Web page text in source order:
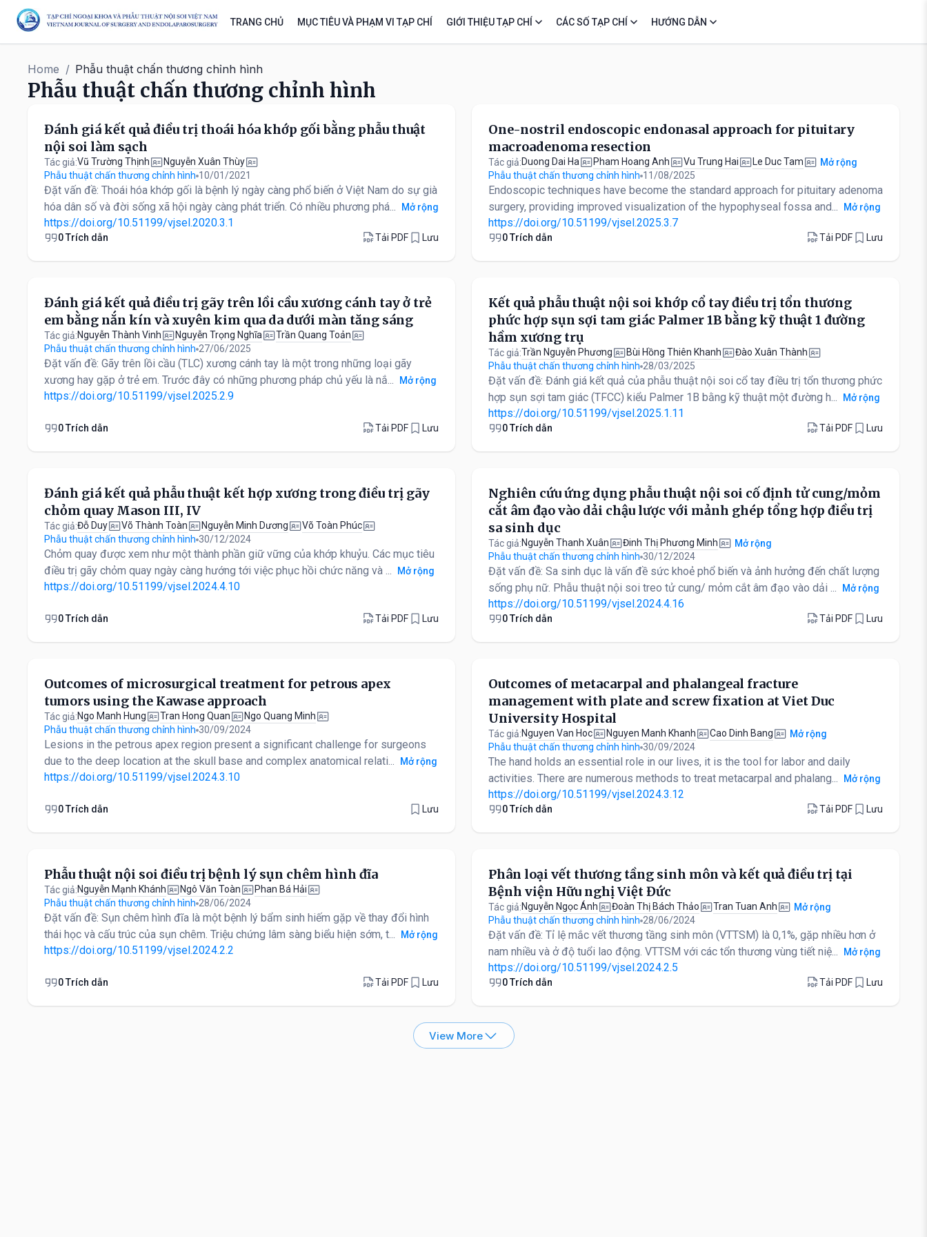
TRANG CHỦ MỤC TIÊU VÀ PHẠM VI TẠP CHÍ GIỚI THIỆU TẠP CHÍ CÁC SỐ TẠP CHÍ HƯỚNG DẪN
Home / Phẫu thuật chấn thương chỉnh hình
Phẫu thuật chấn thương chỉnh hình
Đánh giá kết quả điều trị thoái hóa khớp gối bằng phẫu thuật
nội soi làm sạch
Tác giả:Vũ Trường Thịnh
Nguyễn Xuân Thùy
Phẫu thuật chấn thương chỉnh hình 10/01/2021
Đặt vấn đề: Thoái hóa khớp gối là bệnh lý ngày càng phổ biến ở Việt Nam do sự già
hóa dân số và đời sống xã hội ngày càng phát triển. Có nhiều phương phá...
Mở rộng
https://doi.org/10.51199/vjsel.2020.3.1
0 Trích dẫn Tải PDF Lưu
One-nostril endoscopic endonasal approach for pituitary
macroadenoma resection
Tác giả:Duong Dai Ha Pham Hoang Anh Vu Trung Hai Le Duc Tam
Mở rộng
Phẫu thuật chấn thương chỉnh hình 11/08/2025
Endoscopic techniques have become the standard approach for pituitary adenoma
surgery, providing improved visualization of the hypophyseal fossa and...
Mở rộng
https://doi.org/10.51199/vjsel.2025.3.7
0 Trích dẫn Tải PDF Lưu
Đánh giá kết quả điều trị gãy trên lồi cầu xương cánh tay ở trẻ
em bằng nắn kín và xuyên kim qua da dưới màn tăng sáng
Tác giả:Nguyễn Thành Vinh Nguyễn Trọng Nghĩa
Trần Quang Toản
Phẫu thuật chấn thương chỉnh hình 27/06/2025
Đặt vấn đề: Gãy trên lồi cầu (TLC) xương cánh tay là một trong những loại gãy
xương hay gặp ở trẻ em. Trước đây có những phương pháp chủ yếu là nắ...
Mở rộng
https://doi.org/10.51199/vjsel.2025.2.9
0 Trích dẫn Tải PDF Lưu
Kết quả phẫu thuật nội soi khớp cổ tay điều trị tổn thương
phức hợp sụn sợi tam giác Palmer 1B bằng kỹ thuật 1 đường
hầm xương trụ
Tác giả:Trần Nguyễn Phương Bùi Hồng Thiên Khanh
Đào Xuân Thành
Phẫu thuật chấn thương chỉnh hình 28/03/2025
Đặt vấn đề: Đánh giá kết quả của phẫu thuật nội soi cổ tay điều trị tổn thương phức
hợp sụn sợi tam giác (TFCC) kiểu Palmer 1B bằng kỹ thuật một đường h...
Mở rộng
https://doi.org/10.51199/vjsel.2025.1.11
0 Trích dẫn Tải PDF Lưu
Đánh giá kết quả phẫu thuật kết hợp xương trong điều trị gãy
chỏm quay Mason III, IV
Tác giả:Đỗ Duy Võ Thành Toàn Nguyễn Minh Dương
Võ Toàn Phúc
Phẫu thuật chấn thương chỉnh hình 30/12/2024
Chỏm quay được xem như một thành phần giữ vững của khớp khuỷu. Các mục tiêu
điều trị gãy chỏm quay ngày càng hướng tới việc phục hồi chức năng và ...
Mở rộng
https://doi.org/10.51199/vjsel.2024.4.10
0 Trích dẫn Tải PDF Lưu
Nghiên cứu ứng dụng phẫu thuật nội soi cố định tử cung/mỏm
cắt âm đạo vào dải chậu lược với mảnh ghép tổng hợp điều trị
sa sinh dục
Tác giả:Nguyễn Thanh Xuân Đinh Thị Phương Minh
Mở rộng
Phẫu thuật chấn thương chỉnh hình 30/12/2024
Đặt vấn đề: Sa sinh dục là vấn đề sức khoẻ phổ biến và ảnh hưởng đến chất lượng
sống phụ nữ. Phẫu thuật nội soi treo tử cung/ mỏm cắt âm đạo vào dải ...
Mở rộng
https://doi.org/10.51199/vjsel.2024.4.16
0 Trích dẫn Tải PDF Lưu
Outcomes of microsurgical treatment for petrous apex
tumors using the Kawase approach
Tác giả:Ngo Manh Hung Tran Hong Quan
Ngo Quang Minh
Phẫu thuật chấn thương chỉnh hình 30/09/2024
Lesions in the petrous apex region present a significant challenge for surgeons
due to the deep location at the skull base and complex anatomical relati...
Mở rộng
https://doi.org/10.51199/vjsel.2024.3.10
0 Trích dẫn Lưu
Outcomes of metacarpal and phalangeal fracture
management with plate and screw fixation at Viet Duc
University Hospital
Tác giả:Nguyen Van Hoc Nguyen Manh Khanh Cao Dinh Bang
Mở rộng
Phẫu thuật chấn thương chỉnh hình 30/09/2024
The hand holds an essential role in our lives, it is the tool for labor and daily
activities. There are numerous methods to treat metacarpal and phalang...
Mở rộng
https://doi.org/10.51199/vjsel.2024.3.12
0 Trích dẫn Tải PDF Lưu
Phẫu thuật nội soi điều trị bệnh lý sụn chêm hình đĩa
Tác giả:Nguyễn Mạnh Khánh Ngô Văn Toàn
Phan Bá Hải
Phẫu thuật chấn thương chỉnh hình 28/06/2024
Đặt vấn đề: Sụn chêm hình đĩa là một bệnh lý bẩm sinh hiếm gặp về thay đổi hình
thái học và cấu trúc của sụn chêm. Triệu chứng lâm sàng biểu hiện sớm, t...
Mở rộng
https://doi.org/10.51199/vjsel.2024.2.2
0 Trích dẫn Tải PDF Lưu
Phân loại vết thương tầng sinh môn và kết quả điều trị tại
Bệnh viện Hữu nghị Việt Đức
Tác giả:Nguyễn Ngọc Ánh Đoàn Thị Bách Thảo Tran Tuan Anh
Mở rộng
Phẫu thuật chấn thương chỉnh hình 28/06/2024
Đặt vấn đề: Tỉ lệ mắc vết thương tầng sinh môn (VTTSM) là 0,1%, gặp nhiều hơn ở
nam nhiều và ở độ tuổi lao động. VTTSM với các tổn thương vùng tiết niệ...
Mở rộng
https://doi.org/10.51199/vjsel.2024.2.5
0 Trích dẫn Tải PDF Lưu
View More